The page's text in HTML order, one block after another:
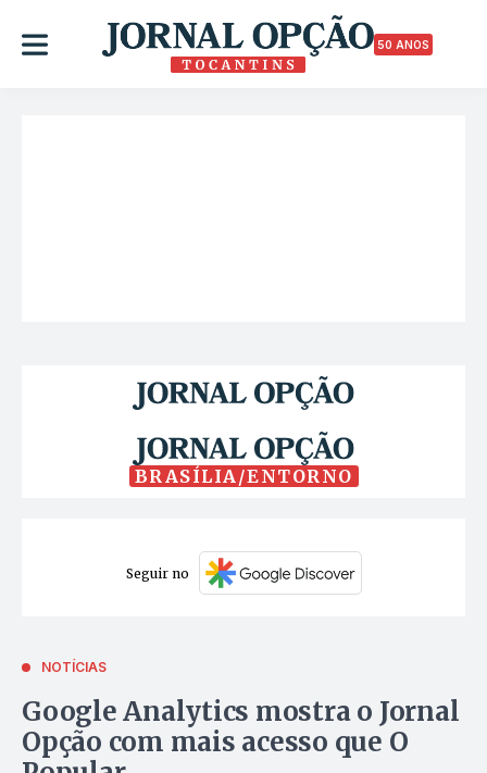
50 ANOS
BRASÍLIA/ENTORNO
Seguir no
NOTÍCIAS
Google Analytics mostra o Jornal
Opção com mais acesso que O